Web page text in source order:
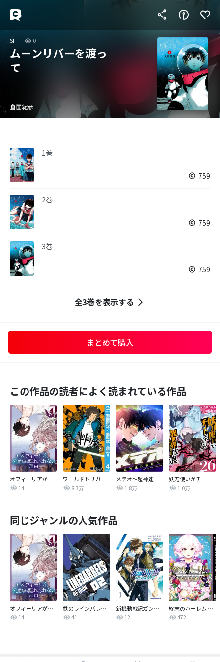
SF 0
ムーンリバーを渡っ
て
倉薗紀彦
1巻
759
2巻
759
3巻
759
全3巻を表示する
まとめて購入
この作品の読者によく読まれている作品
オフィーリアが公爵家を離れられない理由【単行本版】
14
ワールドトリガー
8.3万
メテオ～超神速の救世主～【タテヨミ】
1.8万
妖刀使いがチートスキルをもって異世界放浪 ～生まれ持ったチートは最強！！～
1.0万
同じジャンルの人気作品
オフィーリアが公爵家を離れられない理由【単行本版】
14
鉄のラインバレル 完全版
41
新機動戦記ガンダムW 0．5 PREVENTER-7
12
終末のハーレム ファンタジア セミカラー版
472